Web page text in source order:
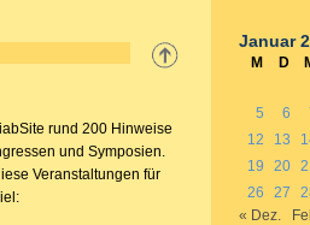
rund 200 Hinweise
und Symposien.
Veranstaltungen für
Januar
M D
5
6
12
13
19
20
26
27
« Dez.